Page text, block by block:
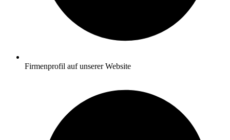
Firmenprofil auf unserer Website